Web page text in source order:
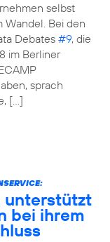
selbst
Wandel. Bei den
Debates #9, die
im Berliner
sprach
[…]
unterstützt
bei ihrem